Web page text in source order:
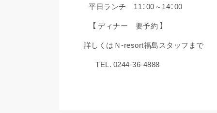
平日ランチ 11：00～14：00
【 ディナー 要予約 】
詳しくはＮ-resort福島スタッフまで
TEL. 0244-36-4888